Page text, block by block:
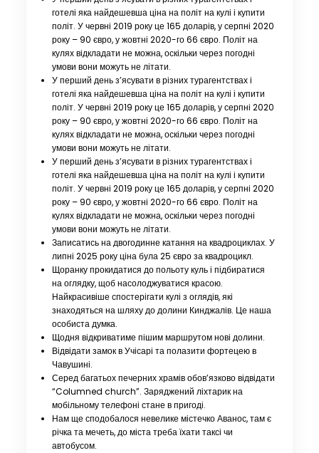
готелі яка найдешевша ціна на політ на кулі і купити
політ. У червні 2019 року це 165 доларів, у серпні 2020
року – 90 євро, у жовтні 2020-го 66 євро. Політ на
кулях відкладати не можна, оскільки через погодні
умови вони можуть не літати.
У перший день з’ясувати в різних турагентствах і
готелі яка найдешевша ціна на політ на кулі і купити
політ. У червні 2019 року це 165 доларів, у серпні 2020
року – 90 євро, у жовтні 2020-го 66 євро. Політ на
кулях відкладати не можна, оскільки через погодні
умови вони можуть не літати.
У перший день з’ясувати в різних турагентствах і
готелі яка найдешевша ціна на політ на кулі і купити
політ. У червні 2019 року це 165 доларів, у серпні 2020
року – 90 євро, у жовтні 2020-го 66 євро. Політ на
кулях відкладати не можна, оскільки через погодні
умови вони можуть не літати.
Записатись на двогодинне катання на квадроциклах. У
липні 2025 року ціна була 25 євро за квадроцикл.
Щоранку прокидатися до польоту куль і підбиратися
на оглядку, щоб насолоджуватися красою.
Найкрасивіше спостерігати кулі з оглядів, які
знаходяться на шляху до долини Кинджалів. Це наша
особиста думка.
Щодня відкриватиме пішим маршрутом нові долини.
Відвідати замок в Учісарі та полазити фортецею в
Чавушині.
Серед багатьох печерних храмів обов’язково відвідати
“Columned church”. Заряджений ліхтарик на
мобільному телефоні стане в пригоді.
Нам ще сподобалося невелике містечко Аванос, там є
річка та мечеть, до міста треба їхати таксі чи
автобусом.